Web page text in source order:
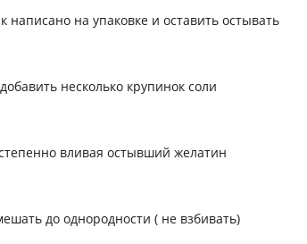
написано на упаковке и оставить остывать
несколько крупинок соли
вливая остывший желатин
до однородности ( не взбивать)